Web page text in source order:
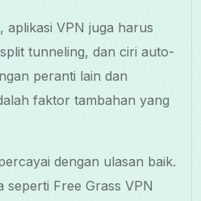
aplikasi VPN juga harus
tunneling, dan ciri auto-
peranti lain dan
faktor tambahan yang
dengan ulasan baik.
seperti Free Grass VPN